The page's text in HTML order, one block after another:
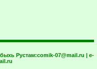
Рустам:comik-07@mail.ru | e-